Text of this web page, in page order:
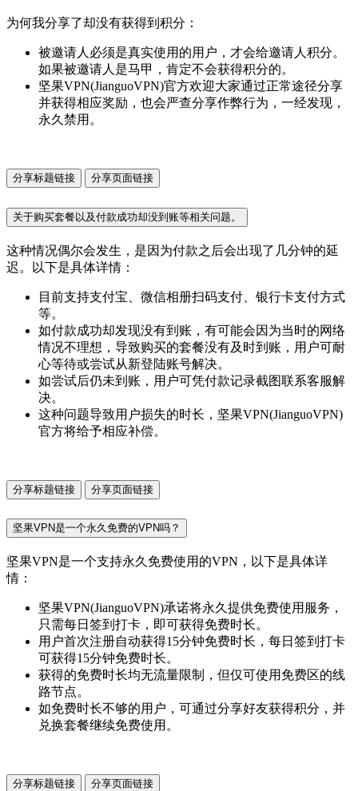
为何我分享了却没有获得到积分：
被邀请人必须是真实使用的用户，才会给邀请人积分。
如果被邀请人是马甲，肯定不会获得积分的。
坚果VPN(JianguoVPN)官方欢迎大家通过正常途径分享
并获得相应奖励，也会严查分享作弊行为，一经发现，
永久禁用。
分享标题链接 分享页面链接
关于购买套餐以及付款成功却没到账等相关问题。
这种情况偶尔会发生，是因为付款之后会出现了几分钟的延
迟。以下是具体详情：
目前支持支付宝、微信相册扫码支付、银行卡支付方式
等。
如付款成功却发现没有到账，有可能会因为当时的网络
情况不理想，导致购买的套餐没有及时到账，用户可耐
心等待或尝试从新登陆账号解决。
如尝试后仍未到账，用户可凭付款记录截图联系客服解
决。
这种问题导致用户损失的时长，坚果VPN(JianguoVPN)
官方将给予相应补偿。
分享标题链接 分享页面链接
坚果VPN是一个永久免费的VPN吗？
坚果VPN是一个支持永久免费使用的VPN，以下是具体详
情：
坚果VPN(JianguoVPN)承诺将永久提供免费使用服务，
只需每日签到打卡，即可获得免费时长。
用户首次注册自动获得15分钟免费时长，每日签到打卡
可获得15分钟免费时长。
获得的免费时长均无流量限制，但仅可使用免费区的线
路节点。
如免费时长不够的用户，可通过分享好友获得积分，并
兑换套餐继续免费使用。
分享标题链接 分享页面链接